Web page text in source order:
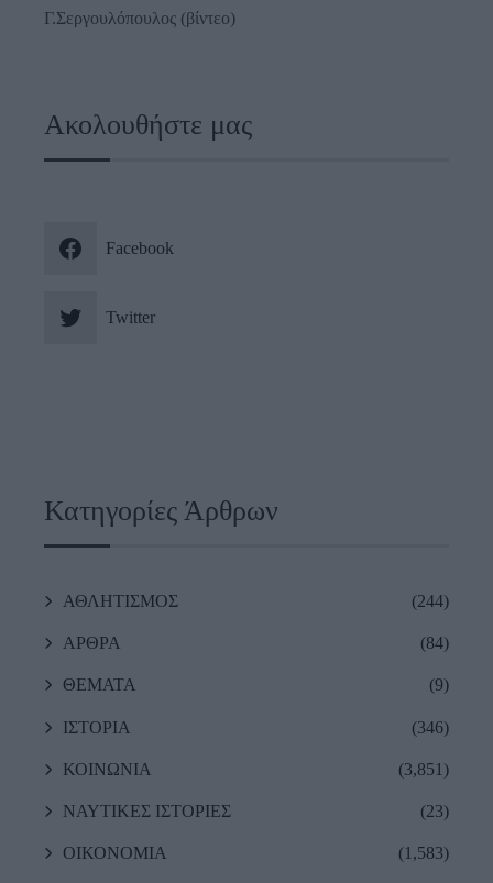
Γ.Σεργουλόπουλος (βίντεο)
Ακολουθήστε μας
Facebook
Twitter
Κατηγορίες Άρθρων
ΑΘΛΗΤΙΣΜΟΣ (244)
ΑΡΘΡΑ (84)
ΘΕΜΑΤΑ (9)
ΙΣΤΟΡΙΑ (346)
ΚΟΙΝΩΝΙΑ (3,851)
ΝΑΥΤΙΚΕΣ ΙΣΤΟΡΙΕΣ (23)
ΟΙΚΟΝΟΜΙΑ (1,583)